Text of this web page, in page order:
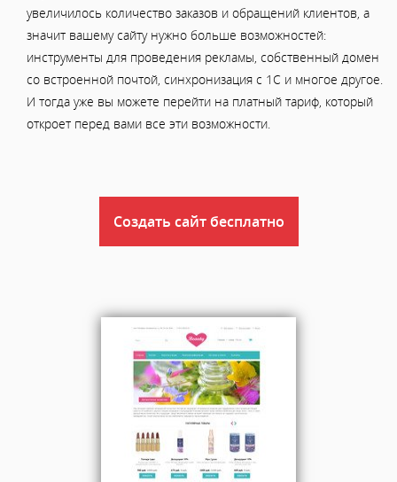
увеличилось количество заказов и обращений клиентов, а
значит вашему сайту нужно больше возможностей:
инструменты для проведения рекламы, собственный домен
со встроенной почтой, синхронизация с 1С и многое другое.
И тогда уже вы можете перейти на платный тариф, который
откроет перед вами все эти возможности.
Создать сайт бесплатно